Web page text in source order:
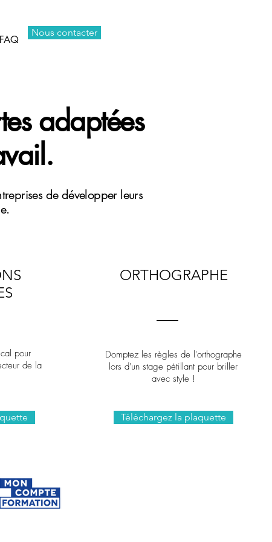
FAQ
Nous contacter
adaptées
de développer leurs
pour
de la
ORTHOGRAPHE
Domptez les règles de l'orthographe
lors d'un stage pétillant pour briller
avec style !
Téléchargez la plaquette